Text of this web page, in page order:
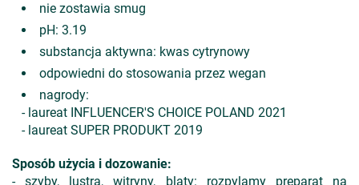
nie zostawia smug
pH: 3.19
substancja aktywna: kwas cytrynowy
odpowiedni do stosowania przez wegan
nagrody:
- laureat INFLUENCER'S CHOICE POLAND 2021
- laureat SUPER PRODUKT 2019
Sposób użycia i dozowanie:
- szyby, lustra, witryny, blaty: rozpylamy preparat na